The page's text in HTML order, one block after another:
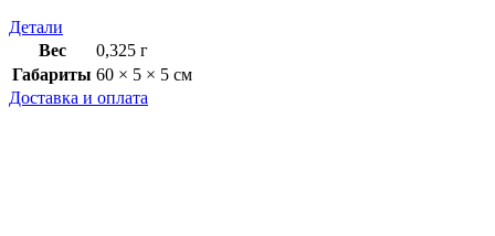
Детали
Вес
0,325 г
Габариты 60 × 5 × 5 см
Доставка и оплата